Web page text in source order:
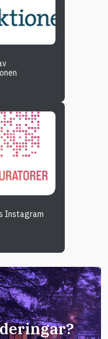
Instagram